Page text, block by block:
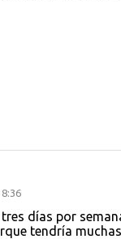
días por
tendría